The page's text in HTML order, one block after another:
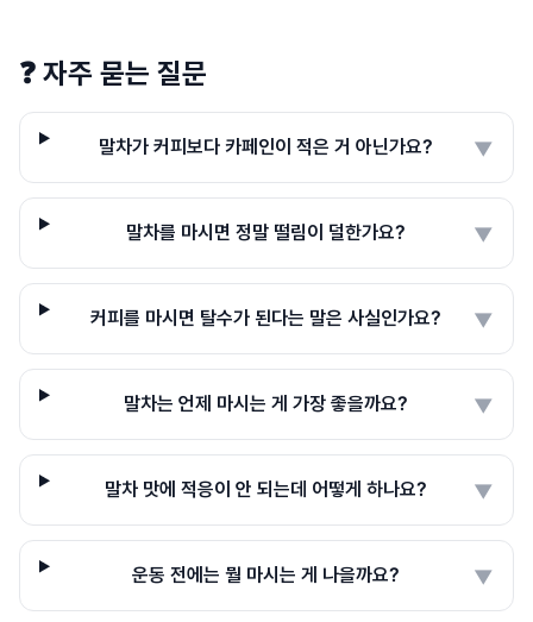
❓ 자주 묻는 질문
말차가 커피보다 카페인이 적은 거 아닌가요? ▼
말차를 마시면 정말 떨림이 덜한가요? ▼
커피를 마시면 탈수가 된다는 말은 사실인가요? ▼
말차는 언제 마시는 게 가장 좋을까요? ▼
말차 맛에 적응이 안 되는데 어떻게 하나요? ▼
운동 전에는 뭘 마시는 게 나을까요? ▼